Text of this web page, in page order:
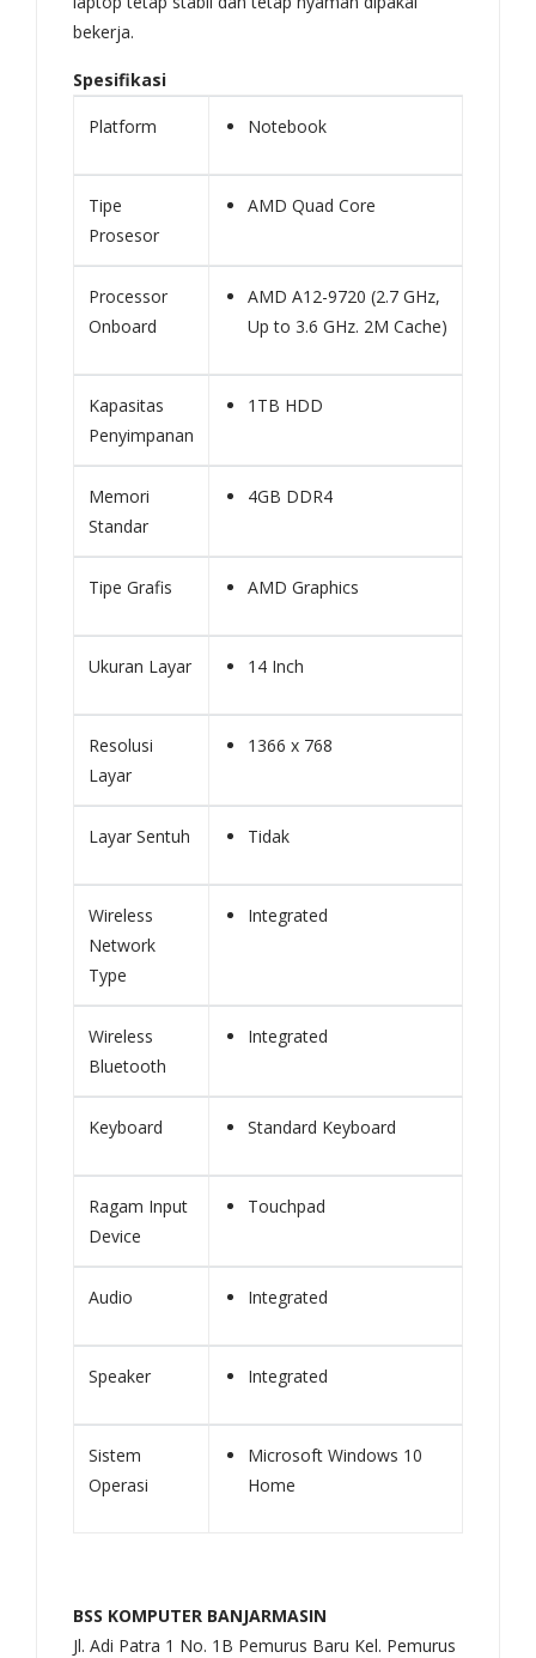
bekerja.
Spesifikasi
Platform Notebook
Tipe
Prosesor
AMD Quad Core
Processor
Onboard
AMD A12-9720 (2.7 GHz,
Up to 3.6 GHz. 2M Cache)
Kapasitas
Penyimpanan
1TB HDD
Memori
Standar
4GB DDR4
Tipe Grafis AMD Graphics
Ukuran Layar 14 Inch
Resolusi
Layar
1366 x 768
Layar Sentuh Tidak
Wireless
Network
Type
Integrated
Wireless
Bluetooth
Integrated
Keyboard Standard Keyboard
Ragam Input
Device
Touchpad
Audio Integrated
Speaker Integrated
Sistem
Operasi
Microsoft Windows 10
Home
BSS KOMPUTER BANJARMASIN
Jl. Adi Patra 1 No. 1B Pemurus Baru Kel. Pemurus